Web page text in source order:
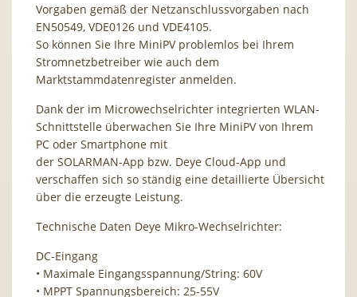
Vorgaben gemäß der Netzanschlussvorgaben nach
EN50549, VDE0126 und VDE4105.
So können Sie Ihre MiniPV problemlos bei Ihrem
Stromnetzbetreiber wie auch dem
Marktstammdatenregister anmelden.
Dank der im Microwechselrichter integrierten WLAN-
Schnittstelle überwachen Sie Ihre MiniPV von Ihrem
PC oder Smartphone mit
der SOLARMAN-App bzw. Deye Cloud-App und
verschaffen sich so ständig eine detaillierte Übersicht
über die erzeugte Leistung.
Technische Daten Deye Mikro-Wechselrichter:
DC-Eingang
• Maximale Eingangsspannung/String: 60V
• MPPT Spannungsbereich: 25-55V